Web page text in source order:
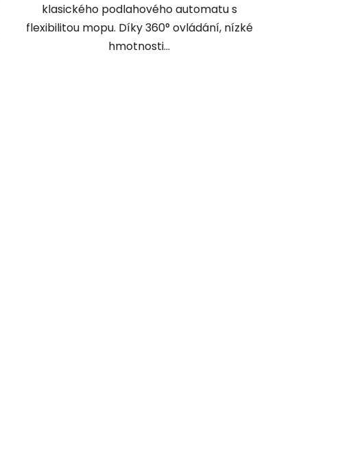
klasického podlahového automatu s
flexibilitou mopu. Díky 360° ovládání, nízké
hmotnosti...